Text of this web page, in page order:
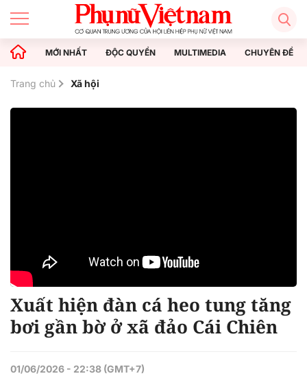
MỚI NHẤT ĐỘC QUYỀN MULTIMEDIA CHUYÊN ĐỀ
Trang chủ Xã hội
Xuất hiện đàn cá heo tung tăng
bơi gần bờ ở xã đảo Cái Chiên
01/06/2026 - 22:38 (GMT+7)